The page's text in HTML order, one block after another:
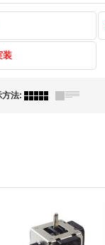
装
方法: